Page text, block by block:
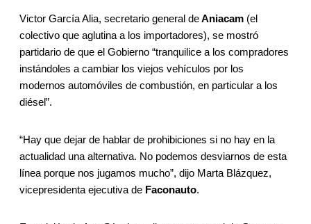
Victor García Alia, secretario general deAniacam(el
colectivo que aglutina a los importadores), se mostró
partidario de que el Gobierno “tranquilice a los compradores
instándoles a cambiar los viejos vehículos por los
modernos automóviles de combustión, en particular a los
diésel”.
“Hay que dejar de hablar de prohibiciones si no hay en la
actualidad una alternativa. No podemos desviarnos de esta
línea porque nos jugamos mucho”, dijo Marta Blázquez,
vicepresidenta ejecutiva de Faconauto.